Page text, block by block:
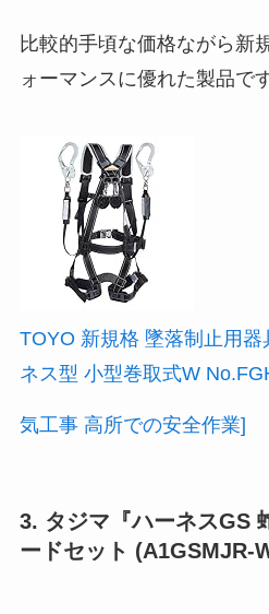
比較的手頃な価格ながら新
ォーマンスに優れた製品です
TOYO 新規格 墜落制止用
ネス型 小型巻取式W
気工事 高所での安全作業]
3. タジマ『ハーネスGS
ードセット (A1GSMJR-